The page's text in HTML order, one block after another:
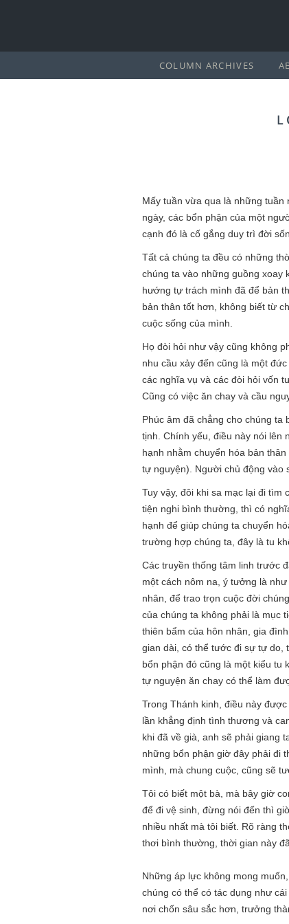
COLUMN ARCHIVES
Mấy tuần vừa qua là những
ngày, các bổn phận của một
cạnh đó là cố gắng duy trì đời
Tất cả chúng ta đều có những
chúng ta vào những guồng xoay
hướng tự trách mình đã để bản
bản thân tốt hơn, không biết từ
cuộc sống của mình.
Họ đòi hỏi như vậy cũng không
nhu cầu xảy đến cũng là một
các nghĩa vụ và các đòi hỏi vốn
Cũng có việc ăn chay và cầu
Phúc âm đã chẳng cho chúng
tịnh. Chính yếu, điều này nói
hạnh nhằm chuyển hóa bản
tự nguyện). Người chủ động vào
Tuy vậy, đôi khi sa mạc lại đi tìm
tiện nghi bình thường, thì có
hạnh để giúp chúng ta chuyển
trường hợp chúng ta, đây là tu
Các truyền thống tâm linh trước
một cách nôm na, ý tưởng là
nhân, để trao trọn cuộc đời
của chúng ta không phải là mục
thiên bẩm của hôn nhân, gia
gian dài, có thể tước đi sự tự do,
bổn phận đó cũng là một kiểu tu
tự nguyện ăn chay có thể làm
Trong Thánh kinh, điều này
lần khẳng định tình thương và
khi đã về già, anh sẽ phải giang
những bổn phận giờ đây phải đi
mình, mà chung cuộc, cũng sẽ
Tôi có biết một bà, mà bây giờ
để đi vệ sinh, đừng nói đến thì
nhiều nhất mà tôi biết. Rõ ràng
thơi bình thường, thời gian này
Những áp lực không mong
chúng có thể có tác dụng như
nơi chốn sâu sắc hơn, trưởng